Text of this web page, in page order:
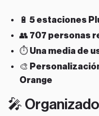
🔋 5 estaciones
👥 707 personas
⏱️ Una media de
🎨
Orange
🎤